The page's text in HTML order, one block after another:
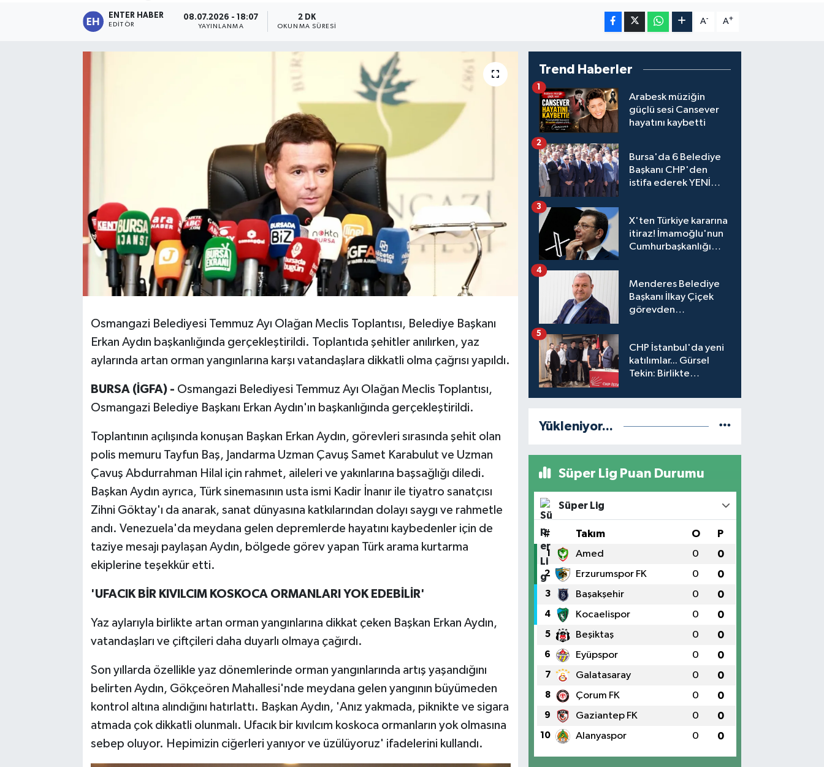
ENTER HABER
EDITÖR
08.07.2026 - 18:07
YAYINLANMA
2 DK
OKUNMA SÜRESI
A- A+
Osmangazi Belediyesi Temmuz Ayı Olağan Meclis Toplantısı, Belediye Başkanı
Erkan Aydın başkanlığında gerçekleştirildi. Toplantıda şehitler anılırken, yaz
aylarında artan orman yangınlarına karşı vatandaşlara dikkatli olma çağrısı yapıldı.
BURSA (İGFA) - Osmangazi Belediyesi Temmuz Ayı Olağan Meclis Toplantısı,
Osmangazi Belediye Başkanı Erkan Aydın'ın başkanlığında gerçekleştirildi.
Toplantının açılışında konuşan Başkan Erkan Aydın, görevleri sırasında şehit olan
polis memuru Tayfun Baş, Jandarma Uzman Çavuş Samet Karabulut ve Uzman
Çavuş Abdurrahman Hilal için rahmet, aileleri ve yakınlarına başsağlığı diledi.
Başkan Aydın ayrıca, Türk sinemasının usta ismi Kadir İnanır ile tiyatro sanatçısı
Zihni Göktay'ı da anarak, sanat dünyasına katkılarından dolayı saygı ve rahmetle
andı. Venezuela'da meydana gelen depremlerde hayatını kaybedenler için de
taziye mesajı paylaşan Aydın, bölgede görev yapan Türk arama kurtarma
ekiplerine teşekkür etti.
'UFACIK BİR KIVILCIM KOSKOCA ORMANLARI YOK EDEBİLİR'
Yaz aylarıyla birlikte artan orman yangınlarına dikkat çeken Başkan Erkan Aydın,
vatandaşları ve çiftçileri daha duyarlı olmaya çağırdı.
Son yıllarda özellikle yaz dönemlerinde orman yangınlarında artış yaşandığını
belirten Aydın, Gökçeören Mahallesi'nde meydana gelen yangının büyümeden
kontrol altına alındığını hatırlattı. Başkan Aydın, 'Anız yakmada, piknikte ve sigara
atmada çok dikkatli olunmalı. Ufacık bir kıvılcım koskoca ormanların yok olmasına
sebep oluyor. Hepimizin ciğerleri yanıyor ve üzülüyoruz' ifadelerini kullandı.
Trend Haberler
Arabesk müziğin
güçlü sesi Cansever
hayatını kaybetti
1
Bursa'da 6 Belediye
Başkanı CHP'den
istifa ederek YENİ
2
X'ten Türkiye kararına
itiraz! İmamoğlu'nun
Cumhurbaşkanlığı
engeli mahkemeye
taşındı
3
Menderes Belediye
Başkanı İlkay Çiçek
görevden
4
CHP İstanbul'da yeni
katılımlar... Gürsel
Tekin: Birlikte
5
Yükleniyor...
Süper Lig Puan Durumu
Süper Lig
# Takım O P
1 Amed 0 0
2 Erzurumspor FK 0 0
3 Başakşehir 0 0
4 Kocaelispor 0 0
5 Beşiktaş 0 0
6 Eyüpspor 0 0
7 Galatasaray 0 0
8 Çorum FK 0 0
9 Gaziantep FK 0 0
10 Alanyaspor 0 0
KÜLTÜR SANAT